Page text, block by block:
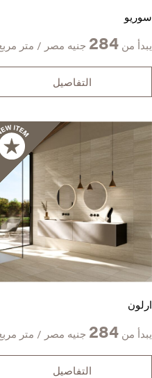
سوريو
يبدأ من 284 جنيه مصر / متر
التفاصيل
ارلون
يبدأ من 284 جنيه مصر / متر
التفاصيل